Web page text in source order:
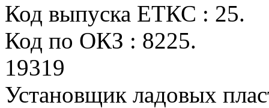
Код выпуска ЕТКС : 25.
Код по ОКЗ : 8225.
19319
Установщик ладовых